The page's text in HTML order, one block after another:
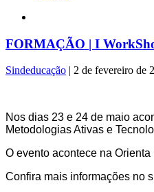
FORMAÇÃO | I
Sindeducação | 2 de fevereiro de
Nos dias 23 e 24 de maio
Metodologias Ativas e
O evento acontece na
Confira mais informações no